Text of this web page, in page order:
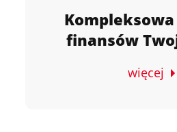
finansów
więcej